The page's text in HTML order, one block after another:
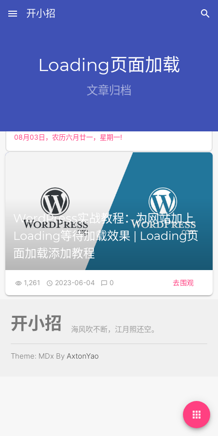
menu 开小招 
Loading页面加载
文章归档
WordPress实战教程：为网站加上
Loading等待加载效果 | Loading页
面加载添加教程
 1,261  2023-06-04  0 去围观

开小招 海风吹不断，江月照还空。
Theme: MDx ByAxtonYao
近期文章
08月07日，农历六月廿五，星期五!
08月03日，农历六月廿一，星期一!